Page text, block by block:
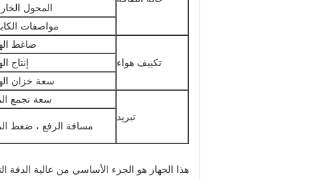
المحول
مواصفات
تكييف هواء
ضاغط
إنتاج
سعة خزان
تبريد
سعة تجمع
مسافة الرفع ، ضغط
هذا الجهاز هو الجزء الأساسي من عالية الدقة